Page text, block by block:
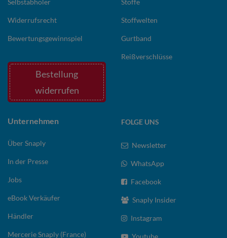
Selbstabholer
Widerrufsrecht
Bewertungsgewinnspiel
Bestellung
widerrufen
Stoffe
Stoffwelten
Gurtband
Reißverschlüsse
Unternehmen
Über Snaply
In der Presse
Jobs
eBook Verkäufer
Händler
Mercerie Snaply (France)
FOLGE UNS
Newsletter
WhatsApp
Facebook
Snaply Insider
Instagram
Youtube